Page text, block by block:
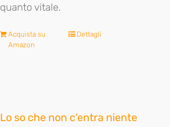
quanto vitale.
Acquista su
Amazon
Dettagli
Lo so che non c’entra niente